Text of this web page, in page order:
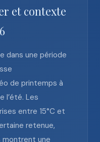
et contexte
dans une période
de printemps à
l’été. Les
entre 15°C et
retenue,
montrent une